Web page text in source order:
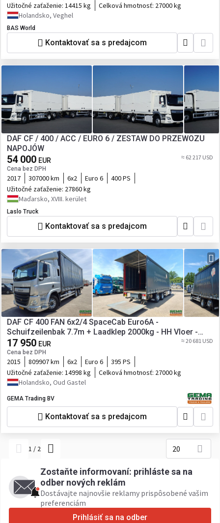
Užitočné zaťaženie: 14415 kg Celková hmotnosť: 27000 kg
Holandsko, Veghel
BAS World
Kontaktovať sa s predajcom
DAF CF / 400 / ACC / EURO 6 / ZESTAW DO PRZEWOZU
NAPOJÓW
54 000 EUR
Cena bez DPH
≈ 62 217 USD
2017 307000 km 6x2 Euro 6
400 PS
Užitočné zaťaženie: 27860 kg
Maďarsko, XVIII. kerület
Laslo Truck
Kontaktovať sa s predajcom
DAF CF 400 FAN 6x2/4 SpaceCab Euro6A -
Schuifzeilenbak 7.7m + Laadklep 2000kg - HH Vloer -
AanhangerKoppeling
17 950 EUR
Cena bez DPH
≈ 20 681 USD
2015 809907 km 6x2 Euro 6
395 PS
Užitočné zaťaženie: 14998 kg Celková hmotnosť: 27000 kg
Holandsko, Oud Gastel
GEMA Trading BV
Kontaktovať sa s predajcom
1 / 2 20
Zostaňte informovaní: prihláste sa na
odber nových reklám
Dostávajte najnovšie reklamy prispôsobené vašim
preferenciám
Prihlásiť sa na odber